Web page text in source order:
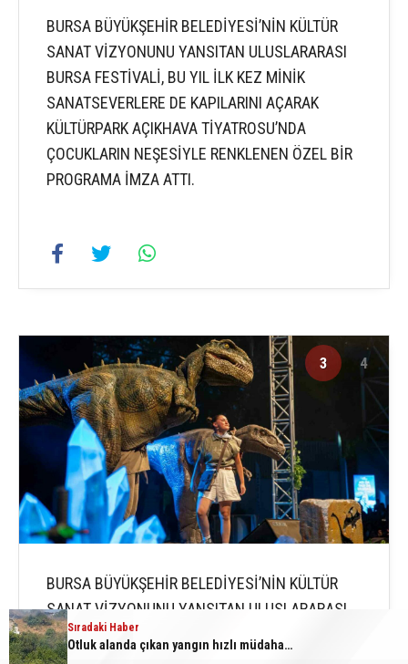
BURSA BÜYÜKŞEHİR BELEDİYESİ’NİN KÜLTÜR
SANAT VİZYONUNU YANSITAN ULUSLARARASI
BURSA FESTİVALİ, BU YIL İLK KEZ MİNİK
SANATSEVERLERE DE KAPILARINI AÇARAK
KÜLTÜRPARK AÇIKHAVA TİYATROSU’NDA
ÇOCUKLARIN NEŞESİYLE RENKLENEN ÖZEL BİR
PROGRAMA İMZA ATTI.
3 4
BURSA BÜYÜKŞEHİR BELEDİYESİ’NİN KÜLTÜR
SANAT VİZYONUNU YANSITAN ULUSLARARASI
BURSA FESTİVALİ, BU YIL İLK KEZ MİNİK
SANATSEVERLERE DE KAPILARINI AÇARAK
Sıradaki Haber
Otluk alanda çıkan yangın hızlı müdahale ile söndürüldü